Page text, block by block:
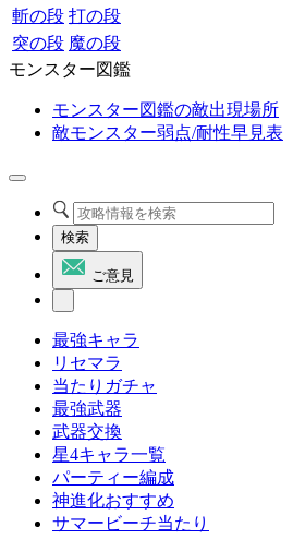
斬の段 打の段
突の段 魔の段
モンスター図鑑
モンスター図鑑の敵出現場所
敵モンスター弱点/耐性早見表
検索
ご意見
最強キャラ
リセマラ
当たりガチャ
最強武器
武器交換
星4キャラ一覧
パーティー編成
神進化おすすめ
サマービーチ当たり